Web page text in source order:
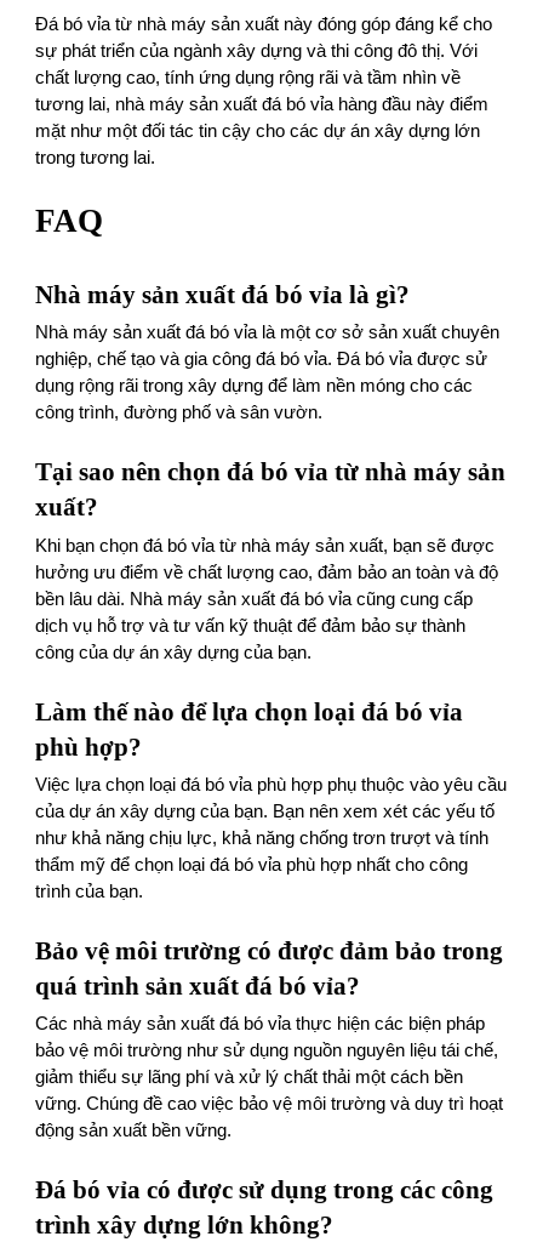
Đá bó vỉa từ nhà máy sản xuất này đóng góp đáng kể cho
sự phát triển của ngành xây dựng và thi công đô thị. Với
chất lượng cao, tính ứng dụng rộng rãi và tầm nhìn về
tương lai, nhà máy sản xuất đá bó vỉa hàng đầu này điểm
mặt như một đối tác tin cậy cho các dự án xây dựng lớn
trong tương lai.
FAQ
Nhà máy sản xuất đá bó vỉa là gì?
Nhà máy sản xuất đá bó vỉa là một cơ sở sản xuất chuyên
nghiệp, chế tạo và gia công đá bó vỉa. Đá bó vỉa được sử
dụng rộng rãi trong xây dựng để làm nền móng cho các
công trình, đường phố và sân vườn.
Tại sao nên chọn đá bó vỉa từ nhà máy sản
xuất?
Khi bạn chọn đá bó vỉa từ nhà máy sản xuất, bạn sẽ được
hưởng ưu điểm về chất lượng cao, đảm bảo an toàn và độ
bền lâu dài. Nhà máy sản xuất đá bó vỉa cũng cung cấp
dịch vụ hỗ trợ và tư vấn kỹ thuật để đảm bảo sự thành
công của dự án xây dựng của bạn.
Làm thế nào để lựa chọn loại đá bó vỉa
phù hợp?
Việc lựa chọn loại đá bó vỉa phù hợp phụ thuộc vào yêu cầu
của dự án xây dựng của bạn. Bạn nên xem xét các yếu tố
như khả năng chịu lực, khả năng chống trơn trượt và tính
thẩm mỹ để chọn loại đá bó vỉa phù hợp nhất cho công
trình của bạn.
Bảo vệ môi trường có được đảm bảo trong
quá trình sản xuất đá bó vỉa?
Các nhà máy sản xuất đá bó vỉa thực hiện các biện pháp
bảo vệ môi trường như sử dụng nguồn nguyên liệu tái chế,
giảm thiểu sự lãng phí và xử lý chất thải một cách bền
vững. Chúng đề cao việc bảo vệ môi trường và duy trì hoạt
động sản xuất bền vững.
Đá bó vỉa có được sử dụng trong các công
trình xây dựng lớn không?